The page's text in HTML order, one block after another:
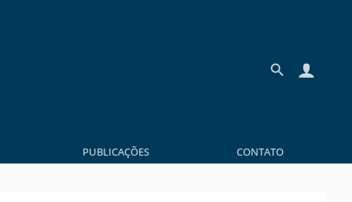
PUBLICAÇÕES CONTATO